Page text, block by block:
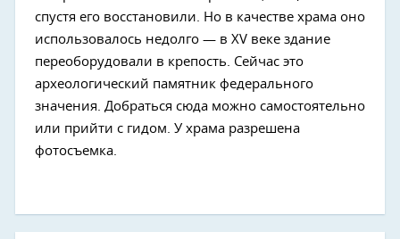
спустя его восстановили. Но в качестве храма оно
использовалось недолго — в XV веке здание
переоборудовали в крепость. Сейчас это
археологический памятник федерального
значения. Добраться сюда можно самостоятельно
или прийти с гидом. У храма разрешена
фотосъемка.